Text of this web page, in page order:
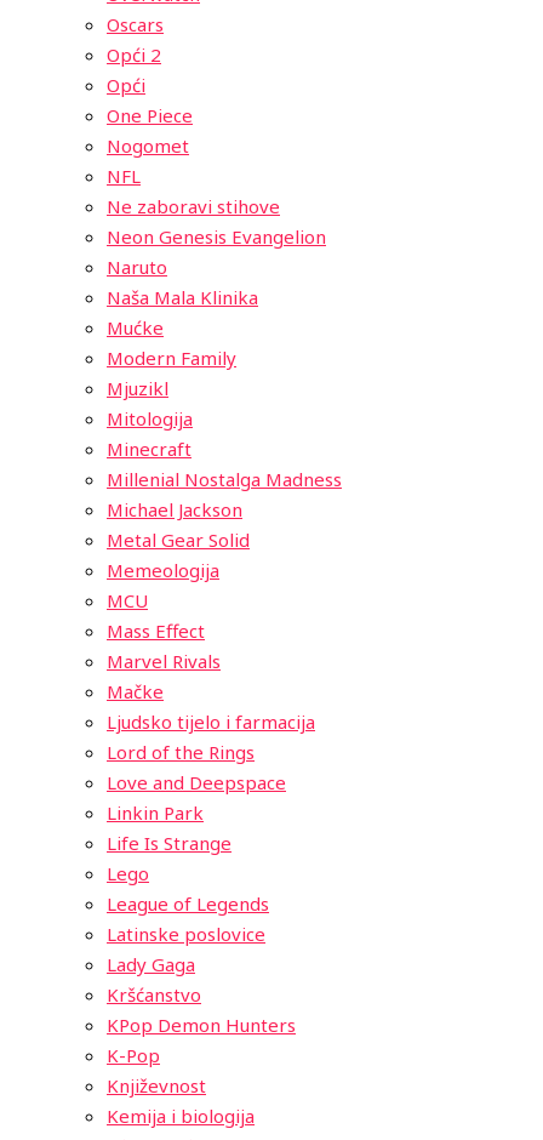
Oscars
Opći 2
Opći
One Piece
Nogomet
NFL
Ne zaboravi stihove
Neon Genesis Evangelion
Naruto
Naša Mala Klinika
Mućke
Modern Family
Mjuzikl
Mitologija
Minecraft
Millenial Nostalga Madness
Michael Jackson
Metal Gear Solid
Memeologija
MCU
Mass Effect
Marvel Rivals
Mačke
Ljudsko tijelo i farmacija
Lord of the Rings
Love and Deepspace
Linkin Park
Life Is Strange
Lego
League of Legends
Latinske poslovice
Lady Gaga
Kršćanstvo
KPop Demon Hunters
K-Pop
Književnost
Kemija i biologija